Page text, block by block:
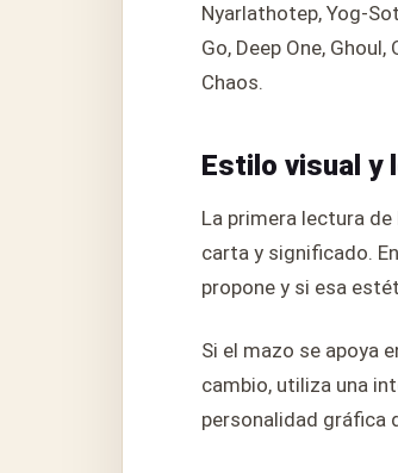
Nyarlathotep, Yog-
Go, Deep One,
Chaos.
Estilo visual y
La primera lectura
carta y significado.
propone y si esa
Si el mazo se apoya
cambio, utiliza una
personalidad gráfica